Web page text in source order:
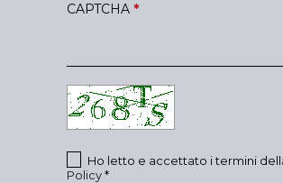
CAPTCHA *
Ho letto e accettato i termini
Policy*